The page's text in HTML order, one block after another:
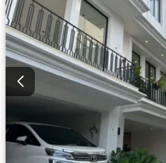
Taman atap
Telephone
Halaman
Wifi Sebagian